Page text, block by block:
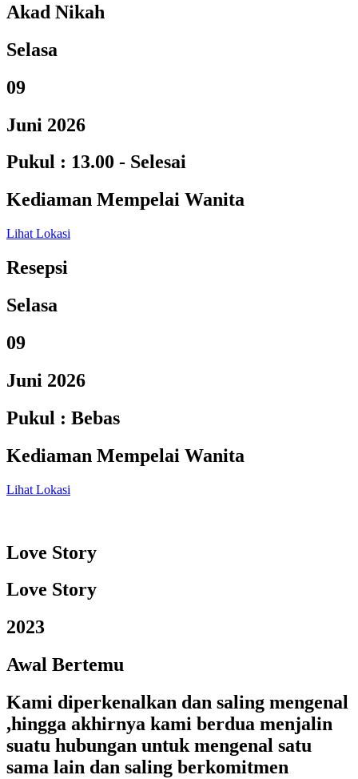
Akad Nikah
Selasa
09
Juni 2026
Pukul : 13.00 - Selesai
Kediaman Mempelai Wanita
Lihat Lokasi
Resepsi
Selasa
09
Juni 2026
Pukul : Bebas
Kediaman Mempelai Wanita
Lihat Lokasi
Love Story
Love Story
2023
Awal Bertemu
Kami diperkenalkan dan saling mengenal
,hingga akhirnya kami berdua menjalin
suatu hubungan untuk mengenal satu
sama lain dan saling berkomitmen